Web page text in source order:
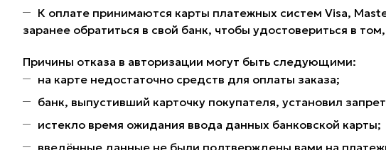
К оплате принимаются карты платежных систем Visa,
заранее обратиться в свой банк, чтобы удостовериться в
Причины отказа в авторизации могут быть следующими:
на карте недостаточно средств для оплаты заказа;
банк, выпустивший карточку покупателя, установил
истекло время ожидания ввода данных банковской карты;